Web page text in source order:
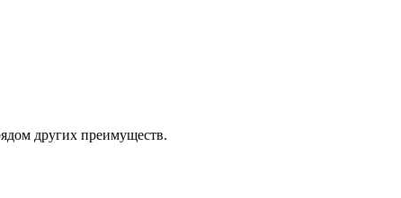
других преимуществ.